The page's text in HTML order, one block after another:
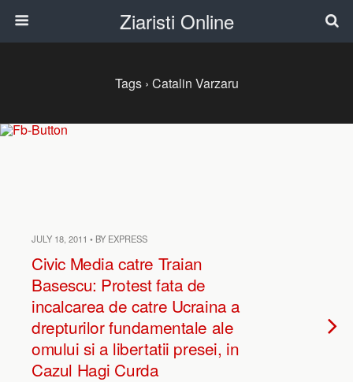
Ziaristi Online
Tags › Catalin Varzaru
JULY 18, 2011 • BY EXPRESS
Civic Media catre Traian
Basescu: Protest fata de
incalcarea de catre Ucraina a
drepturilor fundamentale ale
omului si a libertatii presei, in
Cazul Hagi Curda